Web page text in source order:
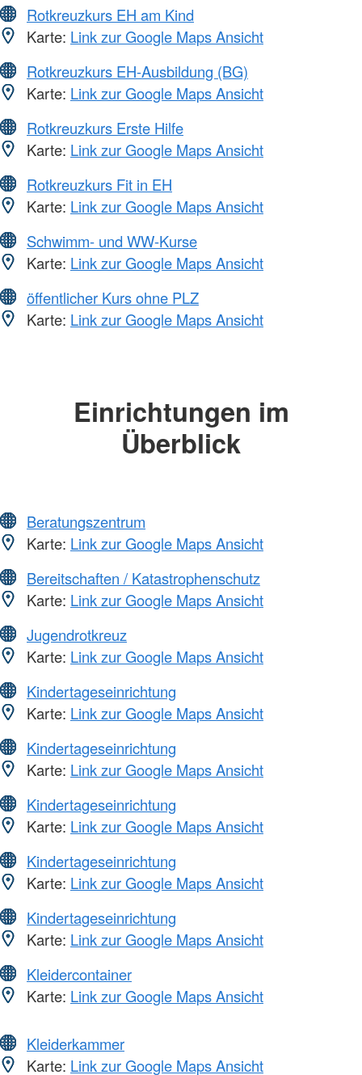
Rotkreuzkurs EH am Kind
Karte: Link zur Google Maps Ansicht
Rotkreuzkurs EH-Ausbildung (BG)
Karte: Link zur Google Maps Ansicht
Rotkreuzkurs Erste Hilfe
Karte: Link zur Google Maps Ansicht
Rotkreuzkurs Fit in EH
Karte: Link zur Google Maps Ansicht
Schwimm- und WW-Kurse
Karte: Link zur Google Maps Ansicht
öffentlicher Kurs ohne PLZ
Karte: Link zur Google Maps Ansicht
Einrichtungen im
Überblick
Beratungszentrum
Karte: Link zur Google Maps Ansicht
Bereitschaften / Katastrophenschutz
Karte: Link zur Google Maps Ansicht
Jugendrotkreuz
Karte: Link zur Google Maps Ansicht
Kindertageseinrichtung
Karte: Link zur Google Maps Ansicht
Kindertageseinrichtung
Karte: Link zur Google Maps Ansicht
Kindertageseinrichtung
Karte: Link zur Google Maps Ansicht
Kindertageseinrichtung
Karte: Link zur Google Maps Ansicht
Kindertageseinrichtung
Karte: Link zur Google Maps Ansicht
Kleidercontainer
Karte: Link zur Google Maps Ansicht
Kleiderkammer
Karte: Link zur Google Maps Ansicht